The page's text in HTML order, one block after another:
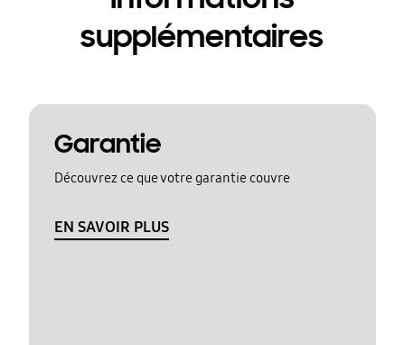
supplémentaires
Garantie
Découvrez ce que votre garantie couvre
EN SAVOIR PLUS